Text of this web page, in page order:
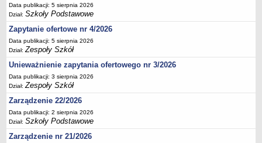
Ogłoszenie
Zarządzenia
Kontrole
Rejestry, ewidencje, archiwa
Sprawozdania
Deklaracja dostępności
PORADNIE PSYCHOLOGICZNO-PEDAGOGICZNE
Zespół Poradni
BIURO FINANSÓW OŚWIATY
Dane podstawowe
Data publikacji: 5 sierpnia 2026
Dział:Szkoły Podstawowe
Zapytanie ofertowe nr 4/2026
Data publikacji: 5 sierpnia 2026
Dział:Zespoły Szkół
Unieważnienie zapytania ofertowego nr 3/2026
Data publikacji: 3 sierpnia 2026
Dział:Zespoły Szkół
Zarządzenie 22/2026
Data publikacji: 2 sierpnia 2026
Dział:Szkoły Podstawowe
Zarządzenie nr 21/2026